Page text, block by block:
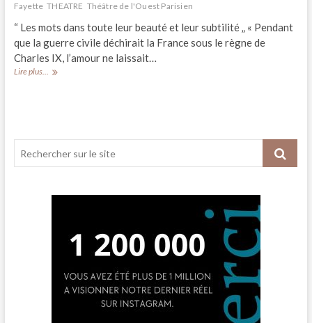
Fayette THEATRE Théâtre de l'Ouest Parisien
“ Les mots dans toute leur beauté et leur subtilité „ « Pendant
que la guerre civile déchirait la France sous le règne de
Charles IX, l’amour ne laissait…
Lire plus... CRITIQUE//
au
Boulogne